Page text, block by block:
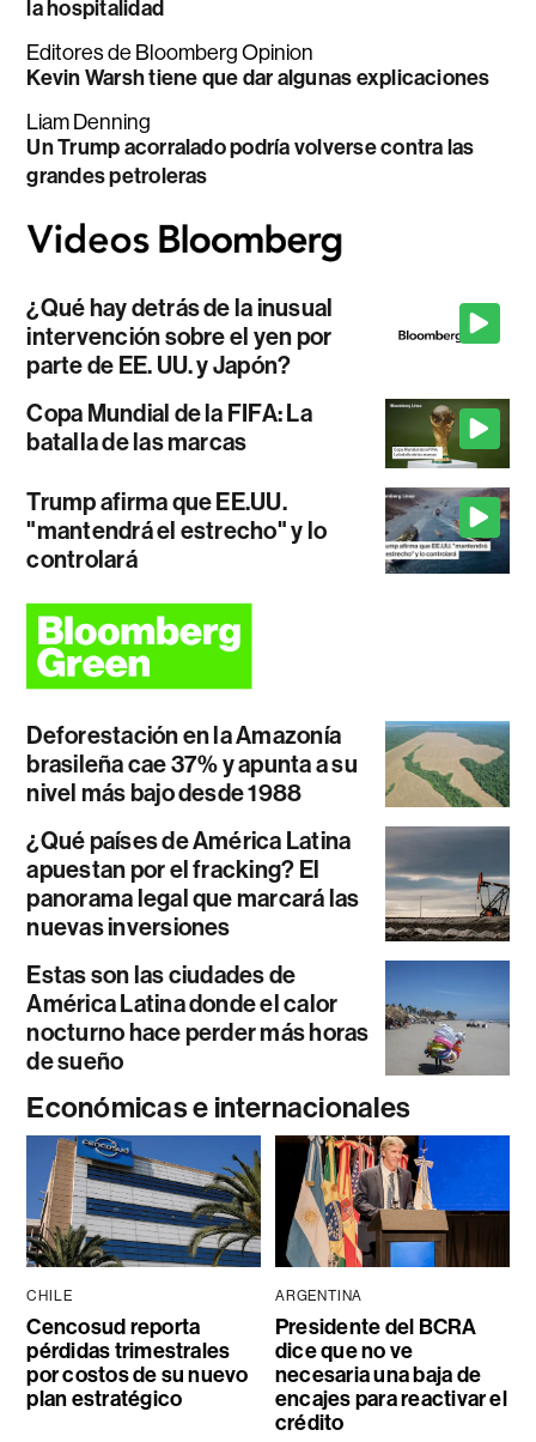
la hospitalidad
Editores de Bloomberg Opinion
Kevin Warsh tiene que dar algunas explicaciones
Liam Denning
Un Trump acorralado podría volverse contra las
grandes petroleras
¿Qué hay detrás de la inusual
intervención sobre el yen por
parte de EE. UU. y Japón?
Copa Mundial de la FIFA: La
batalla de las marcas
Trump afirma que EE.UU.
"mantendrá el estrecho" y lo
controlará
Deforestación en la Amazonía
brasileña cae 37% y apunta a su
nivel más bajo desde 1988
¿Qué países de América Latina
apuestan por el fracking? El
panorama legal que marcará las
nuevas inversiones
Estas son las ciudades de
América Latina donde el calor
nocturno hace perder más horas
de sueño
Económicas e internacionales
CHILE
Cencosud reporta
pérdidas trimestrales
por costos de su nuevo
plan estratégico
ARGENTINA
Presidente del BCRA
dice que no ve
necesaria una baja de
encajes para reactivar el
crédito